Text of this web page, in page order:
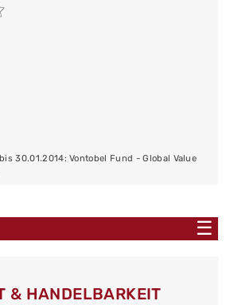
30.01.2014: Vontobel Fund - Global Value
☰
& HANDELBARKEIT